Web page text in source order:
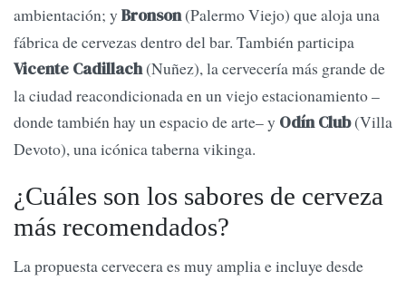
ambientación; y Bronson(Palermo Viejo) que aloja una
fábrica de cervezas dentro del bar. También participa
Vicente Cadillach(Nuñez), la cervecería más grande de
la ciudad reacondicionada en un viejo estacionamiento –
donde también hay un espacio de arte– y Odín Club(Villa
Devoto), una icónica taberna vikinga.
¿Cuáles son los sabores de cerveza
más recomendados?
La propuesta cervecera es muy amplia e incluye desde